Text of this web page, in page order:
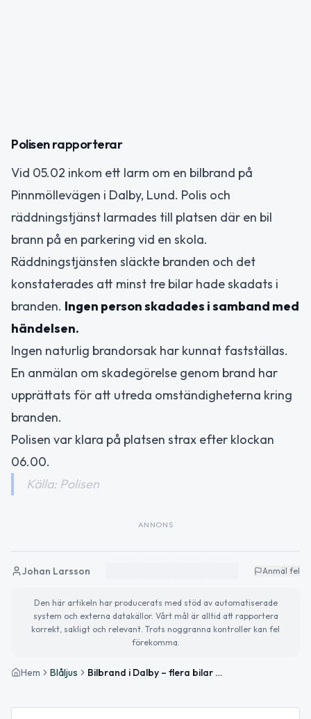
Polisen rapporterar
Vid 05.02 inkom ett larm om en bilbrand på
Pinnmöllevägen i Dalby, Lund. Polis och
räddningstjänst larmades till platsen där en bil
brann på en parkering vid en skola.
Räddningstjänsten släckte branden och det
konstaterades att minst tre bilar hade skadats i
branden. Ingen person skadades i samband med
händelsen.
Ingen naturlig brandorsak har kunnat fastställas.
En anmälan om skadegörelse genom brand har
upprättats för att utreda omständigheterna kring
branden.
Polisen var klara på platsen strax efter klockan
06.00.
Källa: Polisen
ANNONS
Johan Larsson Anmäl fel
Den här artikeln har producerats med stöd av automatiserade
system och externa datakällor. Vårt mål är alltid att rapportera
korrekt, sakligt och relevant. Trots noggranna kontroller kan fel
förekomma.
Hem Blåljus Bilbrand i Dalby – flera bilar skadade